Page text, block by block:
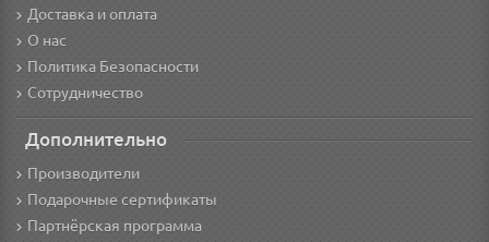
Доставка и оплата
О нас
Политика Безопасности
Сотрудничество
Дополнительно
Производители
Подарочные сертификаты
Партнёрская программа